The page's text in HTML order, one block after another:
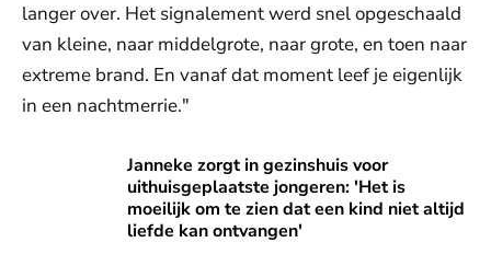
langer over. Het signalement werd snel opgeschaald
van kleine, naar middelgrote, naar grote, en toen naar
extreme brand. En vanaf dat moment leef je eigenlijk
in een nachtmerrie."
Janneke zorgt in gezinshuis voor
uithuisgeplaatste jongeren: 'Het is
moeilijk om te zien dat een kind niet altijd
liefde kan ontvangen'
Janneke zorgt in gezinshuis voor uithuisgeplaatste